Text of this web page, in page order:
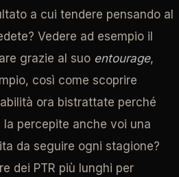
a cui tendere pensando al
Vedere ad esempio il
grazie al suo entourage,
così come scoprire
ora bistrattate perché
percepite anche voi una
da seguire ogni stagione?
dei PTR più lunghi per